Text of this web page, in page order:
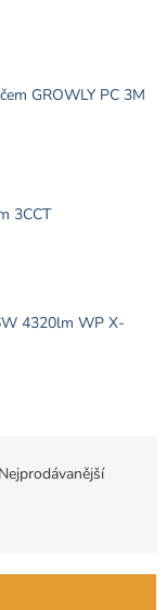
GROWLY PC 3M
3CCT
4320lm WP X-
Nejprodávanější